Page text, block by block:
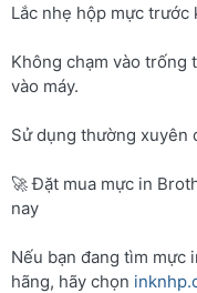
Lắc nhẹ hộp mực trước
Không chạm vào trống
vào máy.
Sử dụng thường xuyên
🚀 Đặt mua mực in
nay
Nếu bạn đang tìm mực
hãng, hãy chọn